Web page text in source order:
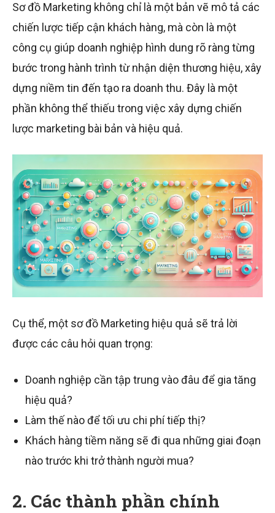
Sơ đồ Marketing không chỉ là một bản vẽ mô tả các
chiến lược tiếp cận khách hàng, mà còn là một
công cụ giúp doanh nghiệp hình dung rõ ràng từng
bước trong hành trình từ nhận diện thương hiệu, xây
dựng niềm tin đến tạo ra doanh thu. Đây là một
phần không thể thiếu trong việc xây dựng chiến
lược marketing bài bản và hiệu quả.
Cụ thể, một sơ đồ Marketing hiệu quả sẽ trả lời
được các câu hỏi quan trọng:
Doanh nghiệp cần tập trung vào đâu để gia tăng
hiệu quả?
Làm thế nào để tối ưu chi phí tiếp thị?
Khách hàng tiềm năng sẽ đi qua những giai đoạn
nào trước khi trở thành người mua?
2. Các thành phần chính